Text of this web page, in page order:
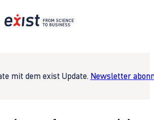
mit dem exist Update. Newsletter